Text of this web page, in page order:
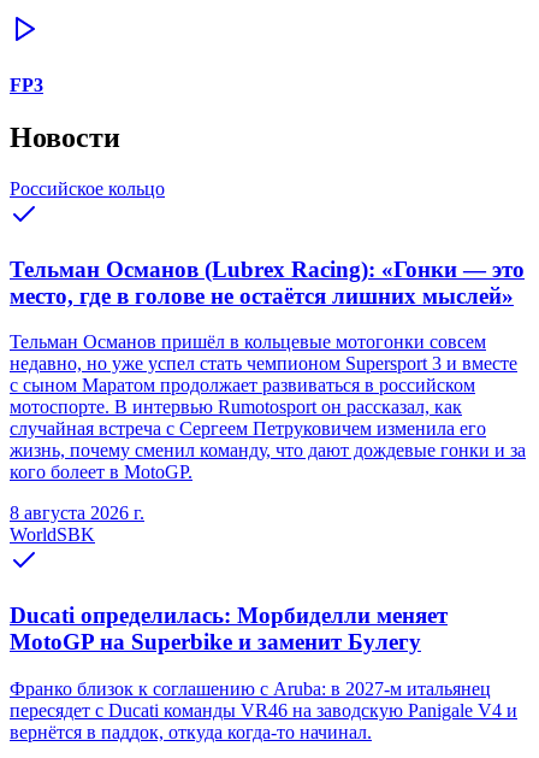
FP3
Новости
Российское кольцо
Тельман Османов (Lubrex Racing): «Гонки — это
место, где в голове не остаётся лишних мыслей»
Тельман Османов пришёл в кольцевые мотогонки совсем
недавно, но уже успел стать чемпионом Supersport 3 и вместе
с сыном Маратом продолжает развиваться в российском
мотоспорте. В интервью Rumotosport он рассказал, как
случайная встреча с Сергеем Петруковичем изменила его
жизнь, почему сменил команду, что дают дождевые гонки и за
кого болеет в MotoGP.
8 августа 2026 г.
WorldSBK
Ducati определилась: Морбиделли меняет
MotoGP на Superbike и заменит Булегу
Франко близок к соглашению с Aruba: в 2027-м итальянец
пересядет с Ducati команды VR46 на заводскую Panigale V4 и
вернётся в паддок, откуда когда-то начинал.